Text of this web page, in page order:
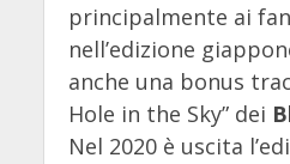
principalmente ai
nell’edizione
anche una bonus
Hole in the Sky” dei
Nel 2020 è uscita